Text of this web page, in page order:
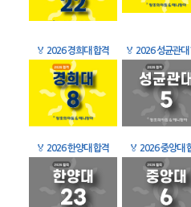
🏅 2026 경희대 합격 🏅 2026 성균관대
🏅 2026 한양대 합격 🏅 2026 중앙대